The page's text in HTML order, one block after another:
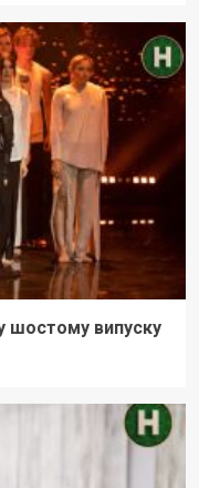
шостому випуску